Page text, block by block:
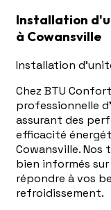
Installation
à Cowansville
Installation
Chez BTU
professionnelle
assurant des
efficacité
Cowansville.
bien informés
répondre à vos
refroidissement.